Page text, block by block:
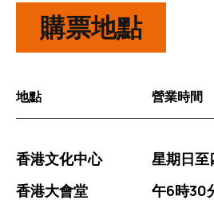
購票地點
地點 營業時間
香港文化中心
香港大會堂
星期日至
午6時30